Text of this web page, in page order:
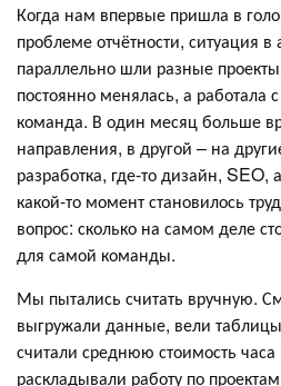
Когда нам впервые пришла в
проблеме отчётности, ситуация в
параллельно шли разные
постоянно менялась, а работала
команда. В один месяц больше
направления, в другой – на
разработка, где-то дизайн, SEO,
какой-то момент становилось
вопрос: сколько на самом деле
для самой команды.
Мы пытались считать вручную.
выгружали данные, вели
считали среднюю стоимость
раскладывали работу по